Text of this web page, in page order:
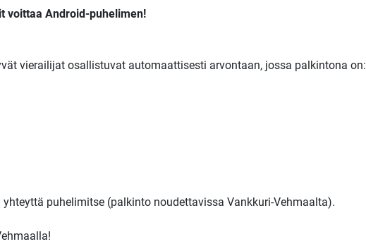
voittaa Android-puhelimen!
vierailijat osallistuvat automaattisesti arvontaan, jossa palkintona on:
puhelimitse (palkinto noudettavissa Vankkuri-Vehmaalta).